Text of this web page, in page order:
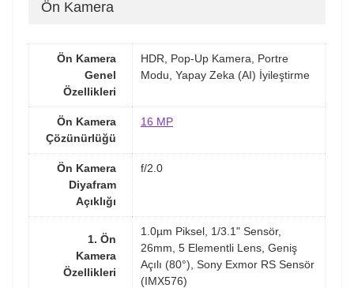
Ön Kamera
Ön Kamera
Genel
Özellikleri
HDR, Pop-Up Kamera, Portre
Modu, Yapay Zeka (AI) İyileştirme
Ön Kamera
Çözünürlüğü
16 MP
Ön Kamera
Diyafram
Açıklığı
f/2.0
1. Ön
Kamera
Özellikleri
1.0µm Piksel, 1/3.1" Sensör,
26mm, 5 Elementli Lens, Geniş
Açılı (80°), Sony Exmor RS Sensör
(IMX576)